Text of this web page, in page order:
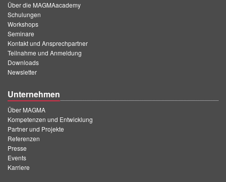
Über die MAGMAacademy
Schulungen
Workshops
Seminare
Kontakt und Ansprechpartner
Teilnahme und Anmeldung
Downloads
Newsletter
Unternehmen
Über MAGMA
Kompetenzen und Entwicklung
Partner und Projekte
Referenzen
Presse
Events
Karriere